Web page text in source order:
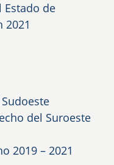
Estado de
2021
del Suroeste
2019 – 2021